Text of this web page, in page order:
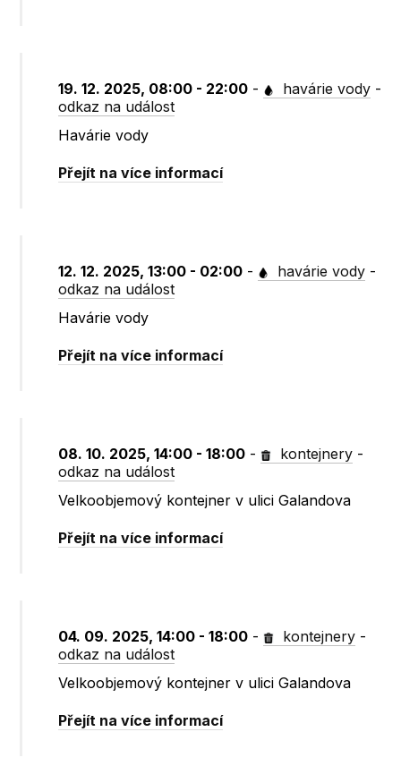
19. 12. 2025, 08:00 - 22:00 - havárie vody -
odkaz na událost
Havárie vody
Přejít na více informací
12. 12. 2025, 13:00 - 02:00 - havárie vody -
odkaz na událost
Havárie vody
Přejít na více informací
08. 10. 2025, 14:00 - 18:00 - kontejnery -
odkaz na událost
Velkoobjemový kontejner v ulici Galandova
Přejít na více informací
04. 09. 2025, 14:00 - 18:00 - kontejnery -
odkaz na událost
Velkoobjemový kontejner v ulici Galandova
Přejít na více informací